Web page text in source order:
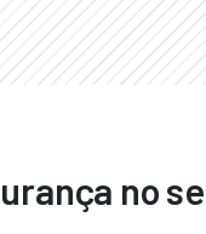
no